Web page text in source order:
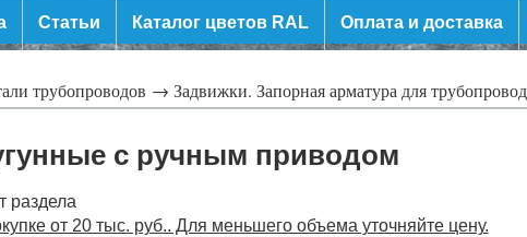
Статьи Каталог цветов RAL Оплата и доставка
трубопроводов → Задвижки. Запорная арматура для
с ручным приводом
раздела
от 20 тыс. руб.. Для меньшего объема уточняйте цену.